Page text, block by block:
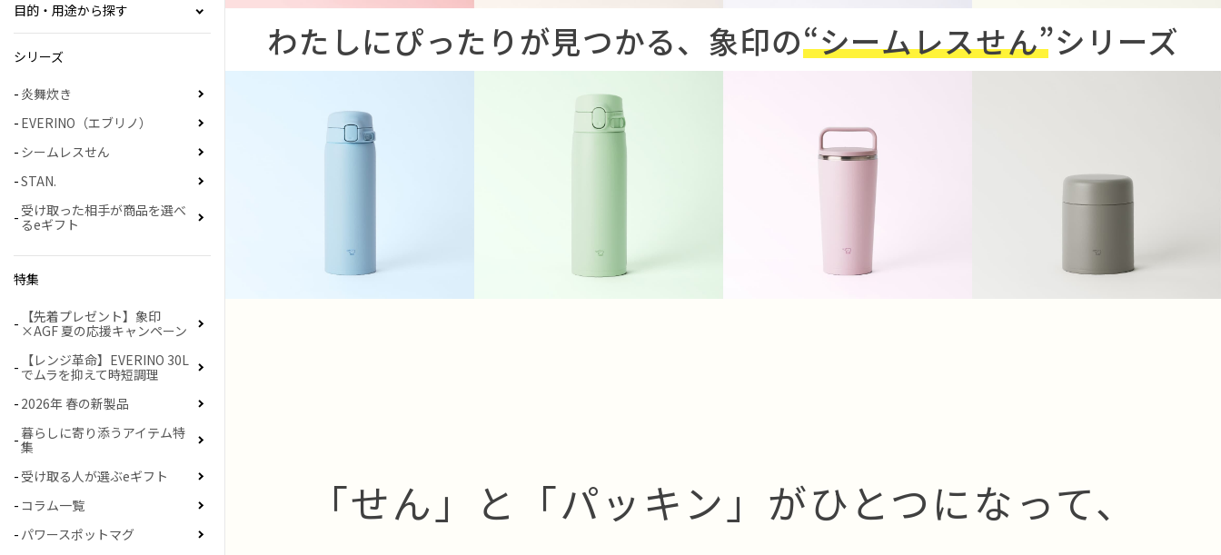
わたしにぴったりが見つかる、 象印の“シームレスせん”シリーズ
「せん」と「パッキン」がひとつになって、
目的・用途から探す
シリーズ
炎舞炊き
EVERINO（エブリノ）
シームレスせん
STAN.
受け取った相手が商品を選べ
るeギフト
特集
【先着プレゼント】象印
×AGF 夏の応援キャンペーン
【レンジ革命】EVERINO 30L
でムラを抑えて時短調理
2026年 春の新製品
暮らしに寄り添うアイテム特
集
受け取る人が選ぶeギフト
コラム一覧
パワースポットマグ